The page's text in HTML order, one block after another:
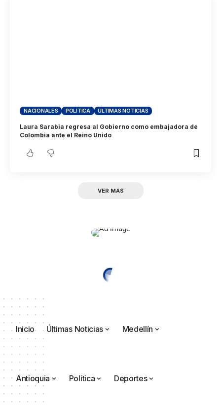
NACIONALES POLÍTICA ÚLTIMAS NOTICIAS
Laura Sarabia regresa al Gobierno como embajadora de
Colombia ante el Reino Unido
VER MÁS
Inicio Últimas Noticias Medellín
Antioquia Política Deportes